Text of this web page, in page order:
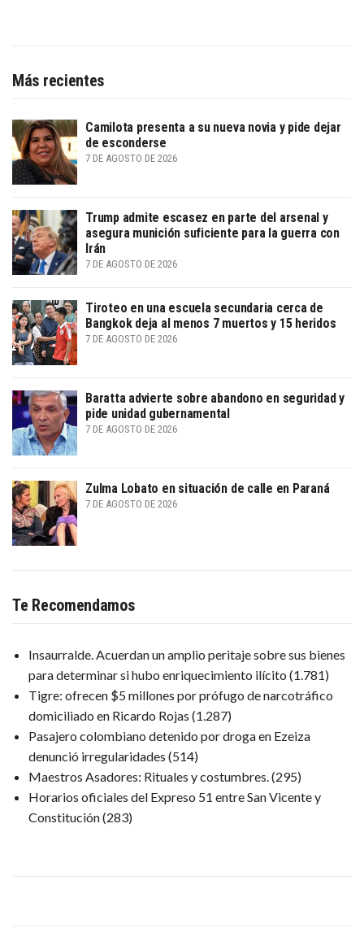
Más recientes
Camilota presenta a su nueva novia y pide dejar
de esconderse
7 DE AGOSTO DE 2026
Trump admite escasez en parte del arsenal y
asegura munición suficiente para la guerra con
Irán
7 DE AGOSTO DE 2026
Tiroteo en una escuela secundaria cerca de
Bangkok deja al menos 7 muertos y 15 heridos
7 DE AGOSTO DE 2026
Baratta advierte sobre abandono en seguridad y
pide unidad gubernamental
7 DE AGOSTO DE 2026
Zulma Lobato en situación de calle en Paraná
7 DE AGOSTO DE 2026
Te Recomendamos
Insaurralde. Acuerdan un amplio peritaje sobre sus bienes
para determinar si hubo enriquecimiento ilícito (1.781)
Tigre: ofrecen $5 millones por prófugo de narcotráfico
domiciliado en Ricardo Rojas (1.287)
Pasajero colombiano detenido por droga en Ezeiza
denunció irregularidades (514)
Maestros Asadores: Rituales y costumbres.(295)
Horarios oficiales del Expreso 51 entre San Vicente y
Constitución(283)